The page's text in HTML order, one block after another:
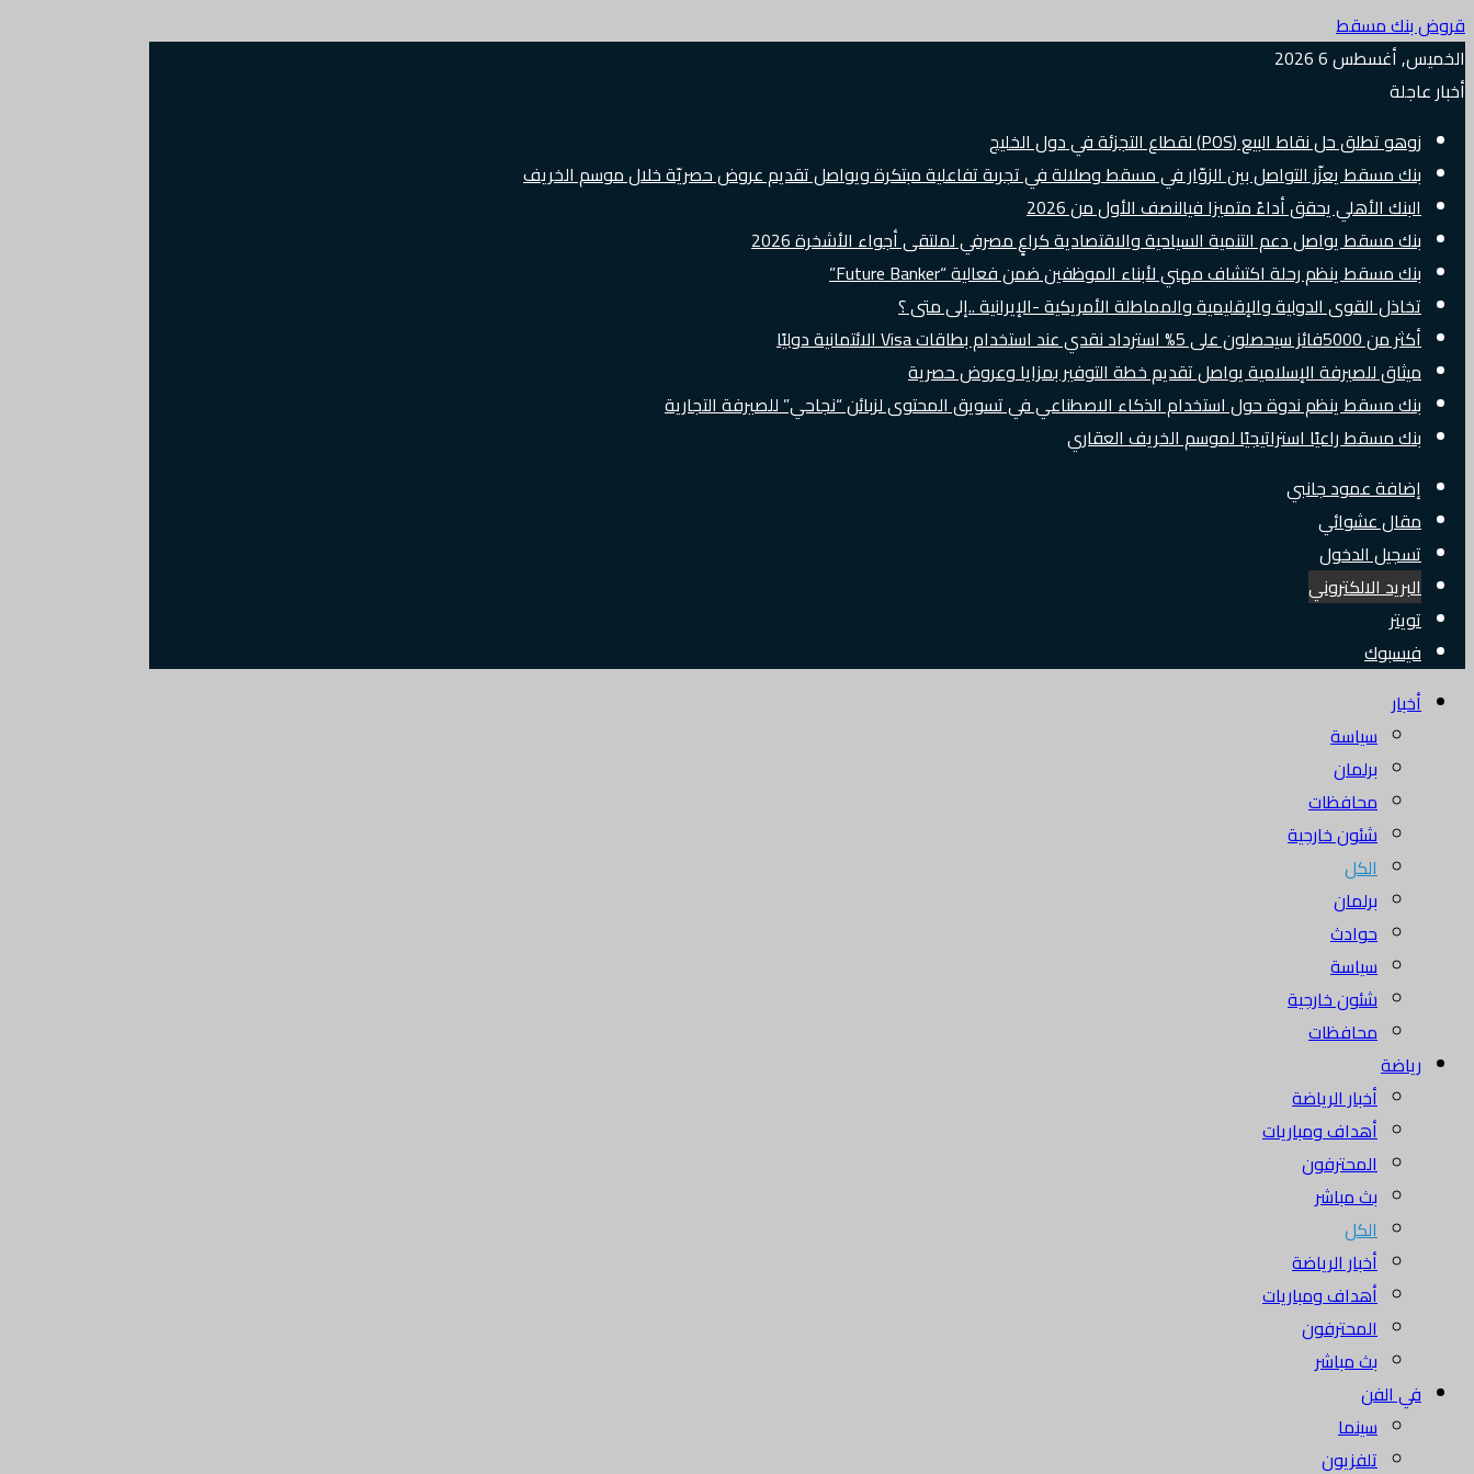
قروض بنك مسقط
الخميس, أغسطس 6 2026
أخبار عاجلة
زوهو تطلق حل نقاط البيع (POS) لقطاع التجزئة في دول الخليج
بنك مسقط يعزّز التواصل بين الزوّار في مسقط وصلالة في تجربة تفاعلية مبتكرة ويواصل تقديم عروض حصريّة خلال موسم الخريف
البنك الأهلي يحقق أداءً متميزا فيالنصف الأول من 2026
بنك مسقط يواصل دعم التنمية السياحية والاقتصادية كراعٍ مصرفي لملتقى أجواء الأشخرة 2026
بنك مسقط ينظم رحلة اكتشاف مهني لأبناء الموظفين ضمن فعالية “Future Banker”
تخاذل القوى الدولية والإقليمية والمماطلة الأمريكية -الإيرانية ..إلى متى ؟
أكثر من 5000فائز سيحصلون على 5% استرداد نقدي عند استخدام بطاقات Visa الائتمانية دوليًا
ميثاق للصيرفة الإسلامية يواصل تقديم خطة التوفير بمزايا وعروض حصرية
بنك مسقط ينظم ندوة حول استخدام الذكاء الاصطناعي في تسويق المحتوى لزبائن “نجاحي” للصيرفة التجارية
بنك مسقط راعيًا استراتيجيًا لموسم الخريف العقاري
إضافة عمود جانبي
مقال عشوائي
تسجيل الدخول
البريد الالكتروني
تويتر
فيسبوك
أخبار
سياسة
برلمان
محافظات
شئون خارجية
الكل
برلمان
حوادث
سياسة
شئون خارجية
محافظات
رياضة
أخبار الرياضة
أهداف ومباريات
المحترفون
بث مباشر
الكل
أخبار الرياضة
أهداف ومباريات
المحترفون
بث مباشر
في الفن
سينما
تلفزيون